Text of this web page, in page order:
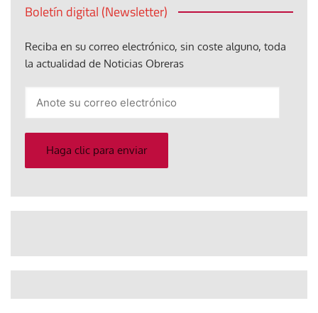
Boletín digital (Newsletter)
Reciba en su correo electrónico, sin coste alguno, toda
la actualidad de Noticias Obreras
electrónico
Haga clic para enviar